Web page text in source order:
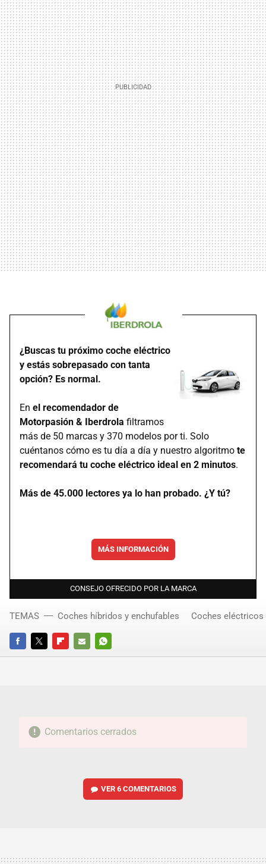
¿Buscas tu próximo coche eléctrico
y estás sobrepasado con tanta
opción? Es normal.
En el recomendador de
Motorpasión & Iberdrola filtramos
más de 50 marcas y 370 modelos por ti. Solo
cuéntanos cómo es tu día a día y nuestro algoritmo te
recomendará tu coche eléctrico ideal en 2 minutos.
Más de 45.000 lectores ya lo han probado. ¿Y tú?
MÁS INFORMACIÓN
CONSEJO OFRECIDO POR LA MARCA
FACEBOOKTWITTERFLIPBOARD
E-
WHATSAPP
TEMAS Coches híbridos y enchufables Coches eléctricos
Comentarios cerrados
VER6 COMENTARIOS